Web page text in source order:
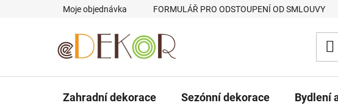
Moje objednávka FORMULÁŘ PRO ODSTOUPENÍ OD SMLOUVY
Zahradní dekorace Sezónní dekorace Bydlení